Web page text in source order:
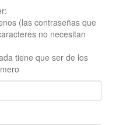
(las contraseñas que
no necesitan
tiene que ser de los